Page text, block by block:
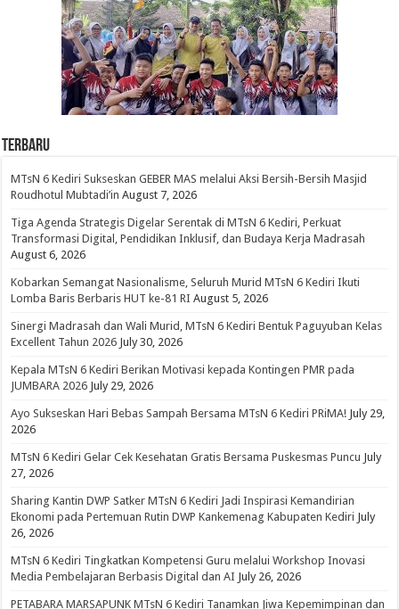
Terbaru
MTsN 6 Kediri Sukseskan GEBER MAS melalui Aksi Bersih-Bersih Masjid
Roudhotul Mubtadi’in August 7, 2026
Tiga Agenda Strategis Digelar Serentak di MTsN 6 Kediri, Perkuat
Transformasi Digital, Pendidikan Inklusif, dan Budaya Kerja Madrasah
August 6, 2026
Kobarkan Semangat Nasionalisme, Seluruh Murid MTsN 6 Kediri Ikuti
Lomba Baris Berbaris HUT ke-81 RI August 5, 2026
Sinergi Madrasah dan Wali Murid, MTsN 6 Kediri Bentuk Paguyuban Kelas
Excellent Tahun 2026 July 30, 2026
Kepala MTsN 6 Kediri Berikan Motivasi kepada Kontingen PMR pada
JUMBARA 2026 July 29, 2026
Ayo Sukseskan Hari Bebas Sampah Bersama MTsN 6 Kediri PRiMA! July 29,
2026
MTsN 6 Kediri Gelar Cek Kesehatan Gratis Bersama Puskesmas Puncu July
27, 2026
Sharing Kantin DWP Satker MTsN 6 Kediri Jadi Inspirasi Kemandirian
Ekonomi pada Pertemuan Rutin DWP Kankemenag Kabupaten Kediri July
26, 2026
MTsN 6 Kediri Tingkatkan Kompetensi Guru melalui Workshop Inovasi
Media Pembelajaran Berbasis Digital dan AI July 26, 2026
PETABARA MARSAPUNK MTsN 6 Kediri Tanamkan Jiwa Kepemimpinan dan